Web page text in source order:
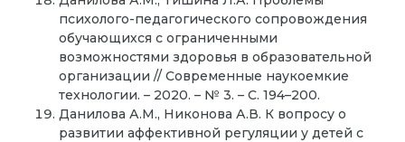
психолого-педагогического сопровождения
обучающихся с ограниченными
возможностями здоровья в образовательной
организации // Современные наукоемкие
технологии. – 2020. – № 3. – С. 194–200.
Данилова А.М., Никонова А.В. К вопросу о
развитии аффективной регуляции у детей с